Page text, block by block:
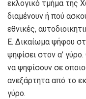
εκλογικό τμήμα της
διαμένουν ή πού
εθνικές,
Ε. Δικαίωμα ψήφου
ψηφίσει στον α’
να ψηφίσουν σε
ανεξάρτητα από το
γύρο.